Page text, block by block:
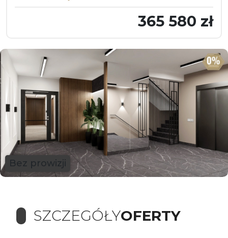
365 580 zł
Bez prowizji
SZCZEGÓŁYOFERTY